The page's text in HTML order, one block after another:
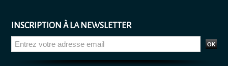
INSCRIPTION À LA NEWSLETTER